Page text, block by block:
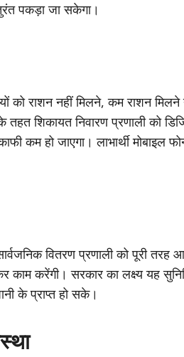
पकड़ा जा सकेगा।
को राशन नहीं मिलने, कम राशन
शिकायत निवारण प्रणाली को
कम हो जाएगा। लाभार्थी मोबाइल
वितरण प्रणाली को पूरी तरह
करेंगी। सरकार का लक्ष्य यह
के प्राप्त हो सके।